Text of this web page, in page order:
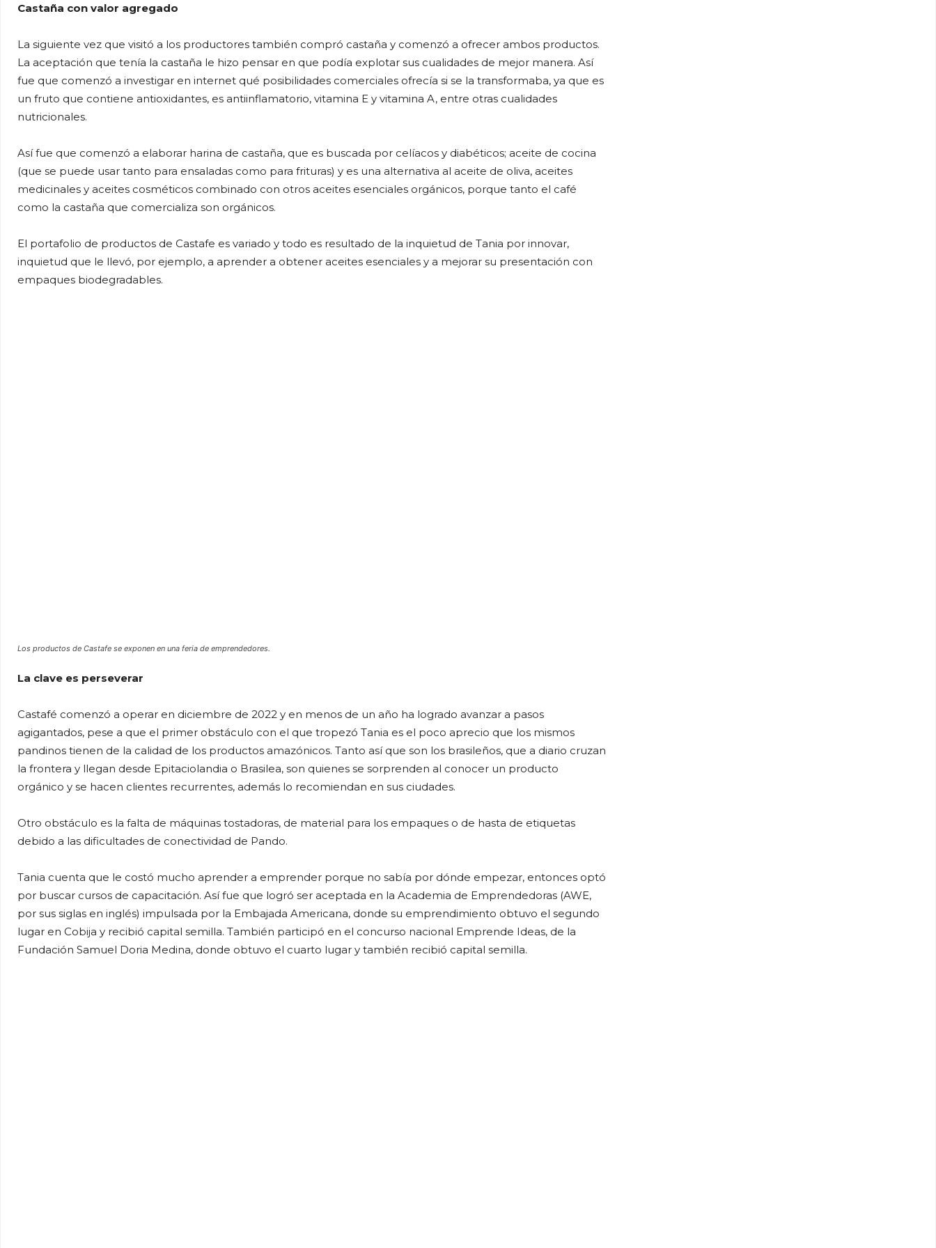
Castaña con valor agregado
La siguiente vez que visitó a los productores también compró castaña y comenzó a ofrecer ambos productos.
La aceptación que tenía la castaña le hizo pensar en que podía explotar sus cualidades de mejor manera. Así
fue que comenzó a investigar en internet qué posibilidades comerciales ofrecía si se la transformaba, ya que es
un fruto que contiene antioxidantes, es antiinflamatorio, vitamina E y vitamina A, entre otras cualidades
nutricionales.
Así fue que comenzó a elaborar harina de castaña, que es buscada por celíacos y diabéticos; aceite de cocina
(que se puede usar tanto para ensaladas como para frituras) y es una alternativa al aceite de oliva, aceites
medicinales y aceites cosméticos combinado con otros aceites esenciales orgánicos, porque tanto el café
como la castaña que comercializa son orgánicos.
El portafolio de productos de Castafe es variado y todo es resultado de la inquietud de Tania por innovar,
inquietud que le llevó, por ejemplo, a aprender a obtener aceites esenciales y a mejorar su presentación con
empaques biodegradables.
Los productos de Castafe se exponen en una feria de emprendedores.
La clave es perseverar
Castafé comenzó a operar en diciembre de 2022 y en menos de un año ha logrado avanzar a pasos
agigantados, pese a que el primer obstáculo con el que tropezó Tania es el poco aprecio que los mismos
pandinos tienen de la calidad de los productos amazónicos. Tanto así que son los brasileños, que a diario cruzan
la frontera y llegan desde Epitaciolandia o Brasilea, son quienes se sorprenden al conocer un producto
orgánico y se hacen clientes recurrentes, además lo recomiendan en sus ciudades.
Otro obstáculo es la falta de máquinas tostadoras, de material para los empaques o de hasta de etiquetas
debido a las dificultades de conectividad de Pando.
Tania cuenta que le costó mucho aprender a emprender porque no sabía por dónde empezar, entonces optó
por buscar cursos de capacitación. Así fue que logró ser aceptada en la Academia de Emprendedoras (AWE,
por sus siglas en inglés) impulsada por la Embajada Americana, donde su emprendimiento obtuvo el segundo
lugar en Cobija y recibió capital semilla. También participó en el concurso nacional Emprende Ideas, de la
Fundación Samuel Doria Medina, donde obtuvo el cuarto lugar y también recibió capital semilla.